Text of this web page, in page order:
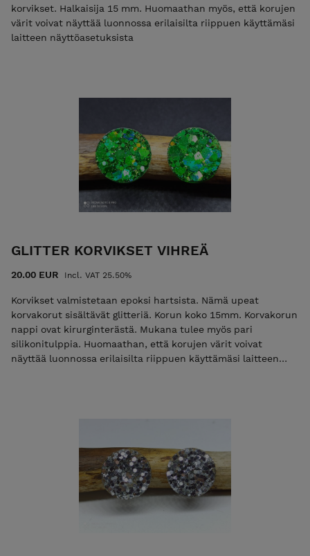
korvikset. Halkaisija 15 mm. Huomaathan myös, että korujen
värit voivat näyttää luonnossa erilaisilta riippuen käyttämäsi
laitteen näyttöasetuksista
GLITTER KORVIKSET VIHREÄ
20.00 EUR Incl. VAT 25.50%
Korvikset valmistetaan epoksi hartsista. Nämä upeat
korvakorut sisältävät glitteriä. Korun koko 15mm. Korvakorun
nappi ovat kirurginterästä. Mukana tulee myös pari
silikonitulppia. Huomaathan, että korujen värit voivat
näyttää luonnossa erilaisilta riippuen käyttämäsi laitteen